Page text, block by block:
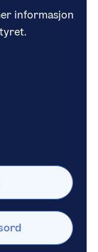
informasjon